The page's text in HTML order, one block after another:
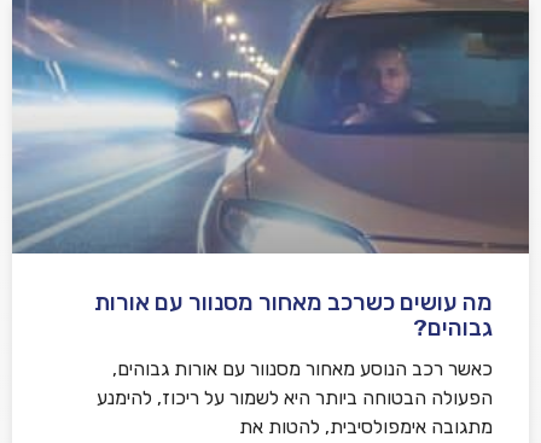
מה עושים כשרכב מאחור מסנוור עם אורות
גבוהים?
כאשר רכב הנוסע מאחור מסנוור עם אורות גבוהים,
הפעולה הבטוחה ביותר היא לשמור על ריכוז, להימנע
מתגובה אימפולסיבית, להטות את